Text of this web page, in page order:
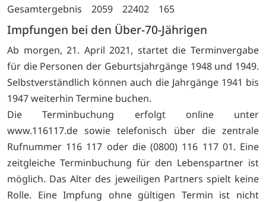
Gesamtergebnis 2059 22402 165
Impfungen bei den Über-70-Jährigen
Ab morgen, 21. April 2021, startet die Terminvergabe
für die Personen der Geburtsjahrgänge 1948 und 1949.
Selbstverständlich können auch die Jahrgänge 1941 bis
1947 weiterhin Termine buchen.
Die Terminbuchung erfolgt online unter
www.116117.de sowie telefonisch über die zentrale
Rufnummer 116 117 oder die (0800) 116 117 01. Eine
zeitgleiche Terminbuchung für den Lebenspartner ist
möglich. Das Alter des jeweiligen Partners spielt keine
Rolle. Eine Impfung ohne gültigen Termin ist nicht